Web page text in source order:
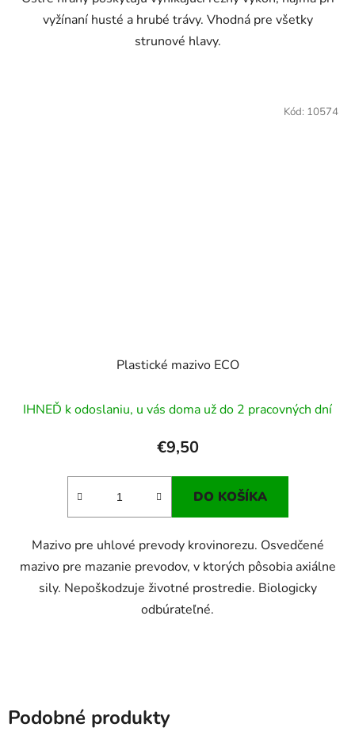
vyžínaní husté a hrubé trávy. Vhodná pre všetky
strunové hlavy.
Plastické mazivo ECO
IHNEĎ k odoslaniu, u vás doma už do 2 pracovných dní
€9,50
DO KOŠÍKA
Mazivo pre uhlové prevody krovinorezu. Osvedčené
mazivo pre mazanie prevodov, v ktorých pôsobia axiálne
sily. Nepoškodzuje životné prostredie. Biologicky
odbúrateľné.
Kód: 10574
Podobné produkty